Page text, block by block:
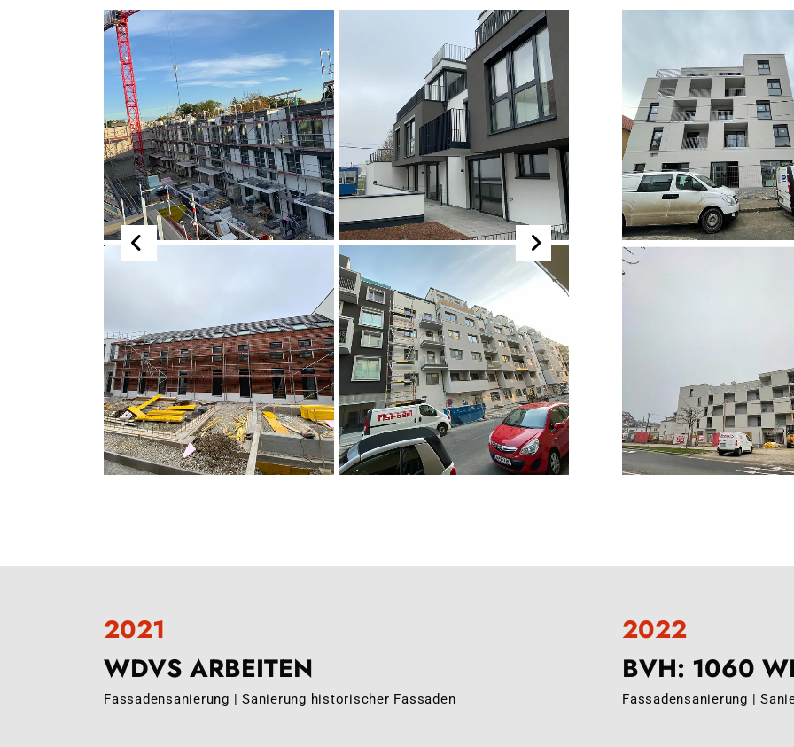
2021
WDVS ARBEITEN
Fassadensanierung | Sanierung historischer Fassaden
2022
BVH: 1060
Fassadensanierung |